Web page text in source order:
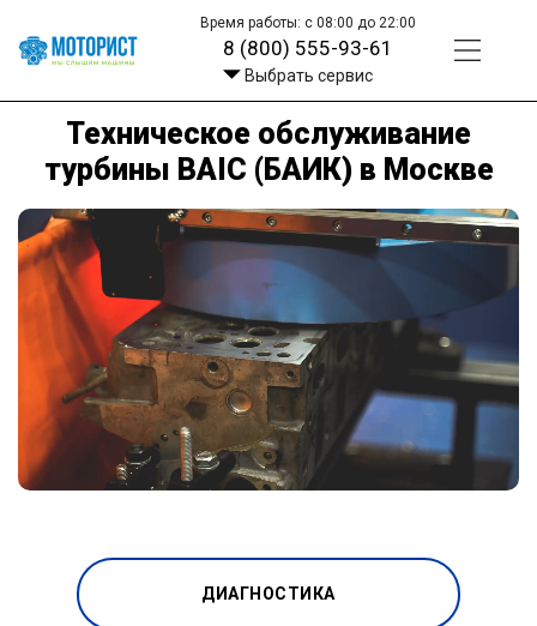
Время работы: с 08:00 до 22:00
8 (800) 555-93-61
Выбрать сервис
Техническое обслуживание
турбины BAIC (БАИК) в Москве
ДИАГНОСТИКА